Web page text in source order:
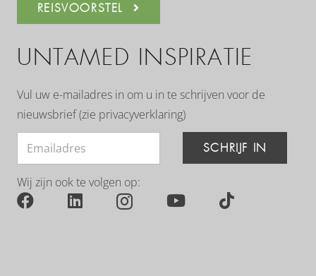
REISVOORSTEL
UNTAMED INSPIRATIE
Vul uw e-mailadres in om u in te schrijven voor de
nieuwsbrief (zie privacyverklaring)
SCHRIJF IN
Wij zijn ook te volgen op: